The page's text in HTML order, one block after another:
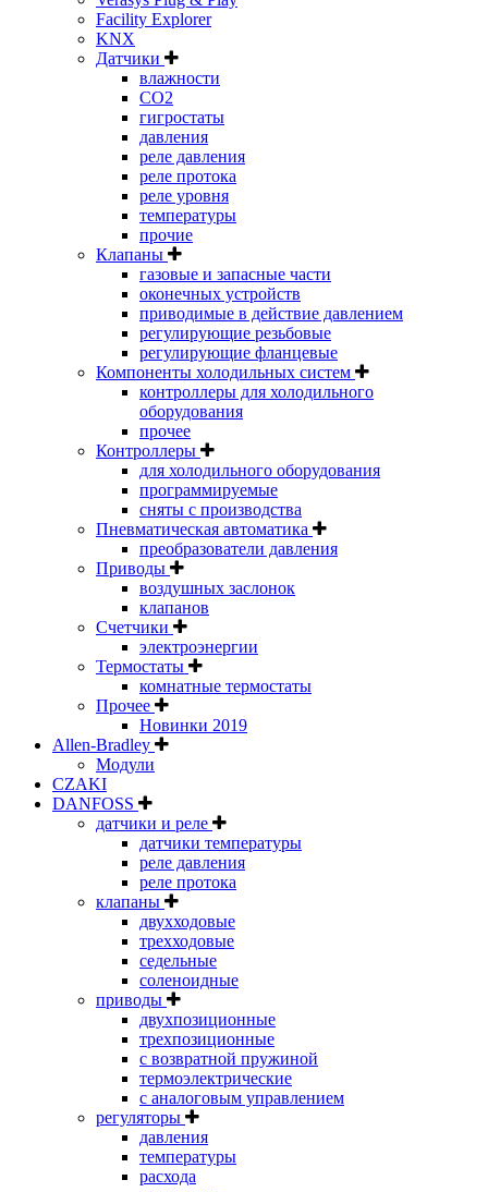
Facility Explorer
KNX
Датчики
влажности
CO2
гигростаты
давления
реле давления
реле протока
реле уровня
температуры
прочие
Клапаны
газовые и запасные части
оконечных устройств
приводимые в действие давлением
регулирующие резьбовые
регулирующие фланцевые
Компоненты холодильных систем
контроллеры для холодильного
оборудования
прочее
Контроллеры
для холодильного оборудования
программируемые
сняты с производства
Пневматическая автоматика
преобразователи давления
Приводы
воздушных заслонок
клапанов
Счетчики
электроэнергии
Термостаты
комнатные термостаты
Прочее
Новинки 2019
Allen-Bradley
Модули
CZAKI
DANFOSS
датчики и реле
датчики температуры
реле давления
реле протока
клапаны
двухходовые
трехходовые
седельные
соленоидные
приводы
двухпозиционные
трехпозиционные
с возвратной пружиной
термоэлектрические
с аналоговым управлением
регуляторы
давления
температуры
расхода